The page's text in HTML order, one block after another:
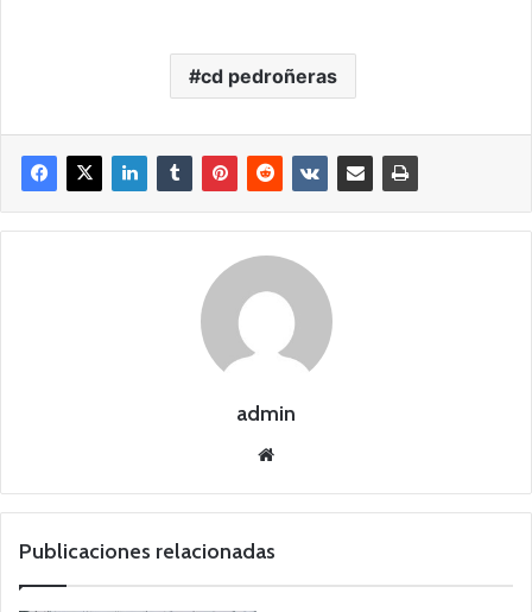
cd pedroñeras
admin
we
Publicaciones relacionadas